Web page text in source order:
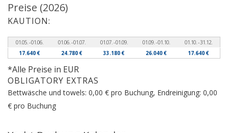
Preise (2026)
KAUTION:
01.05. - 01.06. 01.06. - 01.07. 01.07. - 01.09. 01.09. - 01.10.
01.10. - 31.12.
17.640 €
24.780 € 33.180 € 26.040 € 17.640 €
*Alle Preise in EUR
OBLIGATORY EXTRAS
Bettwäsche und towels: 0,00 € pro Buchung, Endreinigung: 0,00
€ pro Buchung